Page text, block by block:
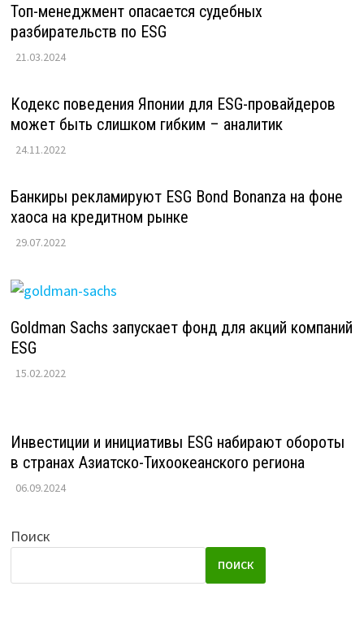
Топ-менеджмент опасается судебных
разбирательств по ESG
21.03.2024
Кодекс поведения Японии для ESG-провайдеров
может быть слишком гибким – аналитик
24.11.2022
Банкиры рекламируют ESG Bond Bonanza на фоне
хаоса на кредитном рынке
29.07.2022
Goldman Sachs запускает фонд для акций компаний
ESG
15.02.2022
Инвестиции и инициативы ESG набирают обороты
в странах Азиатско-Тихоокеанского региона
06.09.2024
Поиск
ПОИСК